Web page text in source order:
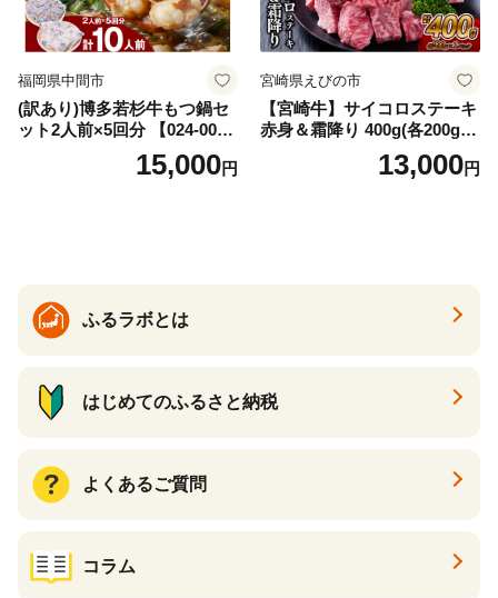
福岡県中間市
(訳あり)博多若杉牛もつ鍋セ
ット2人前×5回分 【024-002
15,000円
宮崎県えびの市
【宮崎牛】サイコロステーキ
赤身＆霜降り 400g(各200g×
１P 計2P) 真空パック 冷凍
13,000円
ふるラボとは
はじめてのふるさと納税
よくあるご質問
コラム